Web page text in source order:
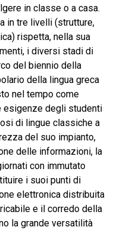
in classe o a casa.
in tre livelli (strutture,
rispetta, nella sua
i diversi stadi di
del biennio della
della lingua greca
nel tempo come
esigenze degli studenti
di lingue classiche a
del suo impianto,
delle informazioni, la
con immutato
i suoi punti di
elettronica distribuita
e il corredo della
la grande versatilità